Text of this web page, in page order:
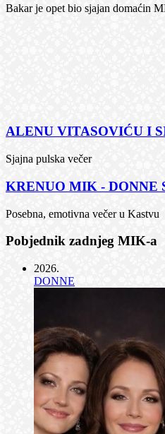
Bakar je opet bio sjajan domaćin
ALENU VITASOVIĆU I
Sjajna pulska večer
KRENUO MIK - DONNE
Posebna, emotivna večer u Kastvu
Pobjednik zadnjeg MIK-a
2026.
DONNE